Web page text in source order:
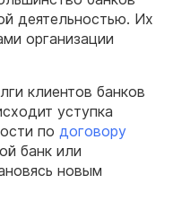
деятельностью. Их
организации
клиентов банков
уступка
по договору
банк или
новым